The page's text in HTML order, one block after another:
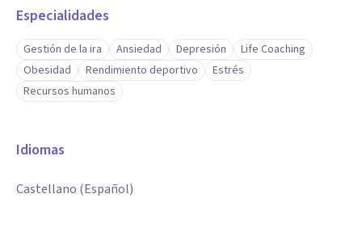
Especialidades
Gestión de la ira Ansiedad Depresión
Life Coaching
Obesidad
Rendimiento deportivo
Estrés
Recursos humanos
Idiomas
Castellano (Español)